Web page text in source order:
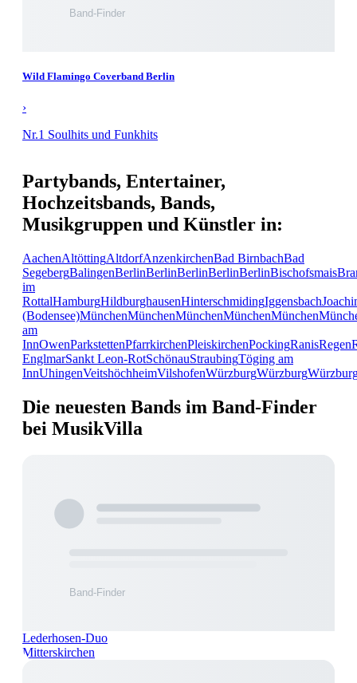
Wild Flamingo Coverband Berlin
›
Nr.1 Soulhits und Funkhits
Partybands, Entertainer,
Hochzeitsbands, Bands,
Musikgruppen und Künstler in:
AachenAltöttingAltdorfAnzenkirchenBad BirnbachBad
SegebergBalingenBerlinBerlinBerlinBerlinBerlinBischofsmais
im
RottalHamburgHildburghausenHinterschmidingIggensbach
(Bodensee)MünchenMünchenMünchenMünchenMünchen
am
InnOwenParkstettenPfarrkirchenPleiskirchenPockingRanisRegen
EnglmarSankt Leon-RotSchönauStraubingTöging am
InnUhingenVeitshöchheimVilshofenWürzburgWürzburg
Die neuesten Bands im Band-Finder
bei MusikVilla
Lederhosen-Duo
Mitterskirchen